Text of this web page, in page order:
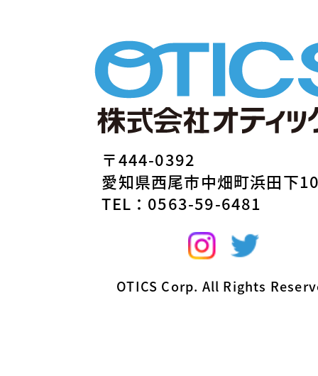
〒444-0392
愛知県西尾市中畑町浜田下
TEL：0563-59-6481
OTICS Corp. All Rights